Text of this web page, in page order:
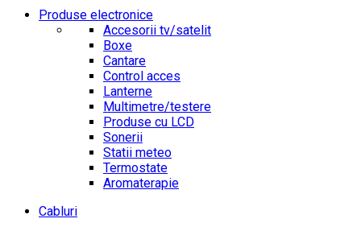
Produse electronice
Accesorii tv/satelit
Boxe
Cantare
Control acces
Lanterne
Multimetre/testere
Produse cu LCD
Sonerii
Statii meteo
Termostate
Aromaterapie
Cabluri